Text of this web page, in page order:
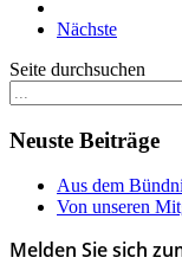
Nächste
Seite durchsuchen
Neuste Beiträge
Aus dem
Von unseren
Melden Sie sich